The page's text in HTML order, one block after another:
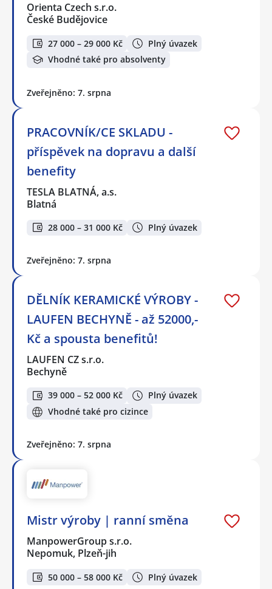
Orienta Czech s.r.o.
České Budějovice
27 000 – 29 000 Kč
Plný úvazek
Vhodné také pro absolventy
Zveřejněno: 7. srpna
PRACOVNÍK/CE SKLADU -
příspěvek na dopravu a další
benefity
TESLA BLATNÁ, a.s.
Blatná
28 000 – 31 000 Kč Plný úvazek
Zveřejněno: 7. srpna
DĚLNÍK KERAMICKÉ VÝROBY -
LAUFEN BECHYNĚ - až 52000,-
Kč a spousta benefitů!
LAUFEN CZ s.r.o.
Bechyně
39 000 – 52 000 Kč
Plný úvazek
Vhodné také pro cizince
Zveřejněno: 7. srpna
Mistr výroby | ranní směna
ManpowerGroup s.r.o.
Nepomuk, Plzeň-jih
50 000 – 58 000 Kč Plný úvazek